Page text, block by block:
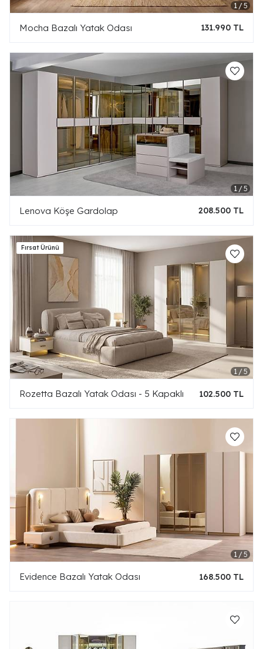
Mocha Bazalı Yatak Odası 131.990 TL
Lenova Köşe Gardolap 208.500 TL
Rozetta Bazalı Yatak Odası - 5 Kapaklı 102.500 TL
Evidence Bazalı Yatak Odası 168.500 TL